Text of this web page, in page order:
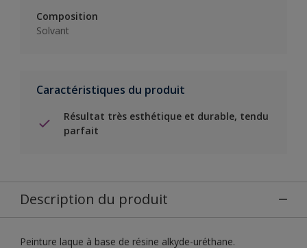
Composition
Solvant
Caractéristiques du produit
Résultat très esthétique et durable, tendu
parfait
Description du produit
Peinture laque à base de résine alkyde-uréthane.